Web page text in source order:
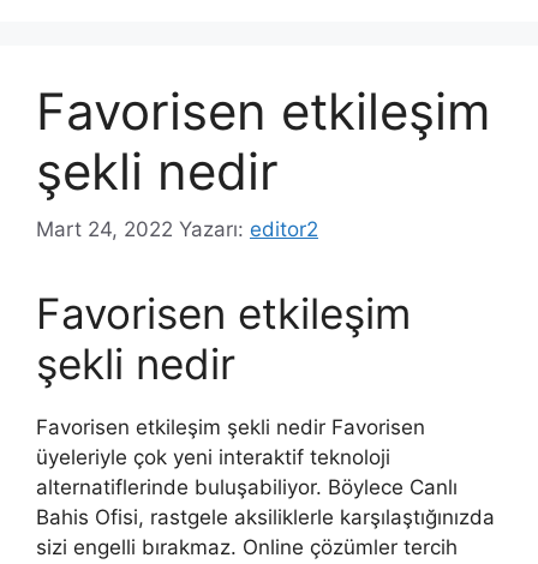
Favorisen etkileşim
şekli nedir
Mart 24, 2022 Yazarı: editor2
Favorisen etkileşim
şekli nedir
Favorisen etkileşim şekli nedir Favorisen
üyeleriyle çok yeni interaktif teknoloji
alternatiflerinde buluşabiliyor. Böylece Canlı
Bahis Ofisi, rastgele aksiliklerle karşılaştığınızda
sizi engelli bırakmaz. Online çözümler tercih